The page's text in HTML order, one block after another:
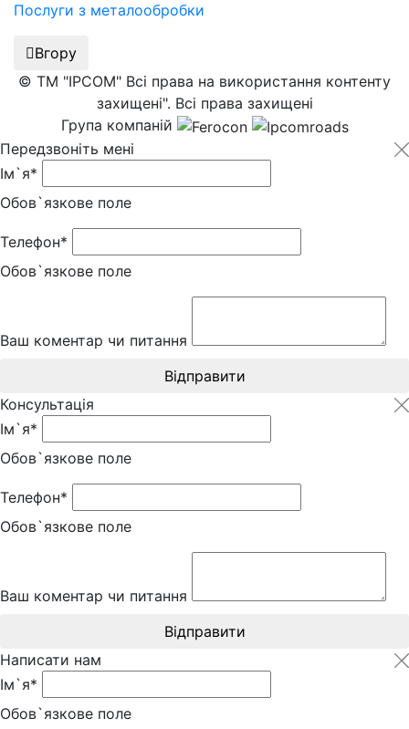
Послуги з металообробки
Вгору
© ТМ "IPCOM" Всі права на використання контенту
захищені". Всі права захищені
Група компаній
Передзвоніть мені
Ім`я*
Обов`язкове поле
Телефон*
Обов`язкове поле
Ваш коментар чи питання
Відправити
Консультація
Ім`я*
Обов`язкове поле
Телефон*
Обов`язкове поле
Ваш коментар чи питання
Відправити
Написати нам
Ім`я*
Обов`язкове поле